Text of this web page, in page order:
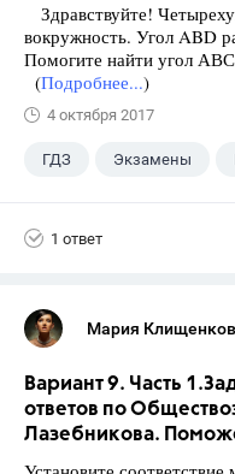
Здравствуйте!
вокружность. Угол ABD
Помогите найти угол
(Подробнее...)
4 октября 2017
ГДЗ Экзамены
1 ответ
Мария
Вариант 9. Часть
ответов по
Лазебникова.